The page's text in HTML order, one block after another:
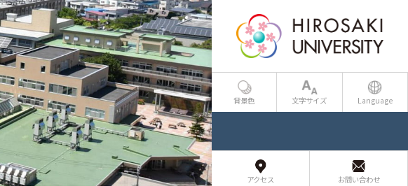
背景色 文字サイズ Language
アクセス お問い合わせ